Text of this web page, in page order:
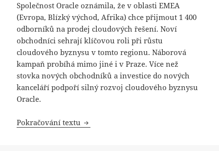
Společnost Oracle oznámila, že v oblasti EMEA
(Evropa, Blízký východ, Afrika) chce přijmout 1 400
odborníků na prodej cloudových řešení. Noví
obchodníci sehrají klíčovou roli při růstu
cloudového byznysu v tomto regionu. Náborová
kampaň probíhá mimo jiné i v Praze. Více než
stovka nových obchodníků a investice do nových
kanceláří podpoří silný rozvoj cloudového byznysu
Oracle.
Pokračování textu Oracle přijme v ČR přes stovku